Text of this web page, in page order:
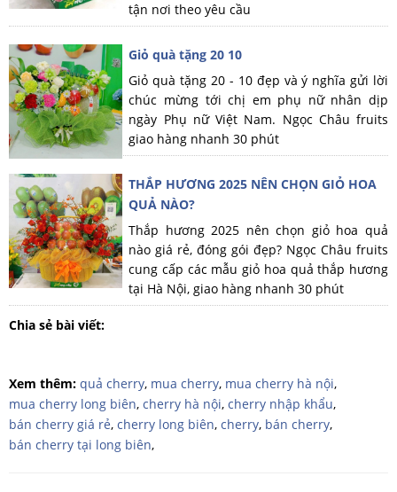
tận nơi theo yêu cầu
Giỏ quà tặng 20 10
Giỏ quà tặng 20 - 10 đẹp và ý nghĩa gửi lời
chúc mừng tới chị em phụ nữ nhân dịp
ngày Phụ nữ Việt Nam. Ngọc Châu fruits
giao hàng nhanh 30 phút
THẮP HƯƠNG 2025 NÊN CHỌN GIỎ HOA
QUẢ NÀO?
Thắp hương 2025 nên chọn giỏ hoa quả
nào giá rẻ, đóng gói đẹp? Ngọc Châu fruits
cung cấp các mẫu giỏ hoa quả thắp hương
tại Hà Nội, giao hàng nhanh 30 phút
Chia sẻ bài viết:
Xem thêm: quả cherry, mua cherry, mua cherry hà nội,
mua cherry long biên, cherry hà nội, cherry nhập khẩu,
bán cherry giá rẻ, cherry long biên, cherry, bán cherry,
bán cherry tại long biên,